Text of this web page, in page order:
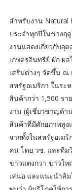
สำหรับงาน Natural
ประจำทุกปีในช่วงฤ
งานแสดงเกี่ยวกับ
เกษตรอินทรีย์ ผัก
เสริมต่างๆ จัดขึ้น ณ
สหรัฐอเมริกา ในระ
สินค้ากว่า 1,500 รา
งาน (ผู้เชี่ยวชาญด้า
สินค้าที่มีศักยภาพสูง
จากทั้งในสหรัฐอเม
คน โดย วช. และทีม
ขาวแตงกวา ขาวใ
เสนอ และแนะนำส้